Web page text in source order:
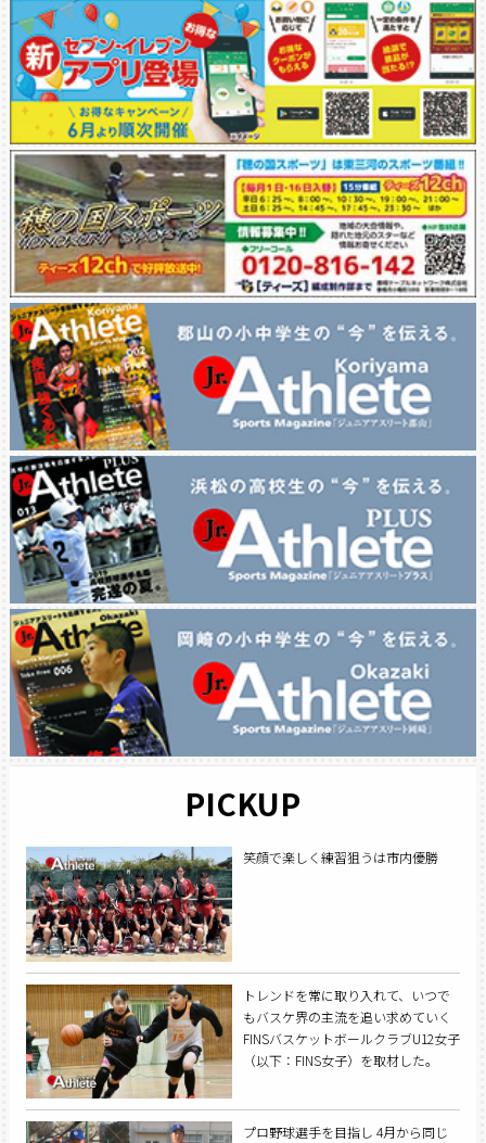
PICKUP
笑顔で楽しく練習狙うは市内優勝
トレンドを常に取り入れて、いつで
もバスケ界の主流を追い求めていく
FINSバスケットボールクラブU12女子
（以下：FINS女子）を取材した。
プロ野球選手を目指し 4月から同じ